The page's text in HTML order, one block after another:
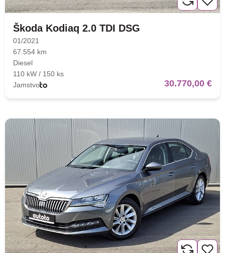
Škoda Kodiaq 2.0 TDI DSG
01/2021
67.554 km
Diesel
110 kW / 150 ks
Jamstvo
30.770,00 €